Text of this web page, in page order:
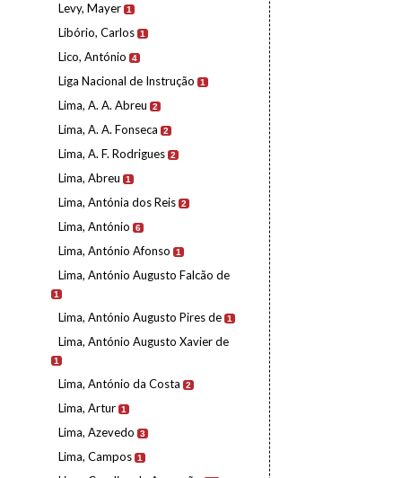
Levy, Mayer 1
Libório, Carlos 1
Lico, António 4
Liga Nacional de Instrução 1
Lima, A. A. Abreu 2
Lima, A. A. Fonseca 2
Lima, A. F. Rodrigues 2
Lima, Abreu 1
Lima, Antónia dos Reis 2
Lima, António 6
Lima, António Afonso 1
Lima, António Augusto Falcão de
1
Lima, António Augusto Pires de 1
Lima, António Augusto Xavier de
1
Lima, António da Costa 2
Lima, Artur 1
Lima, Azevedo 3
Lima, Campos 1